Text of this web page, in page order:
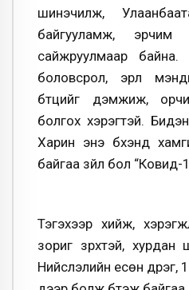
шинэчилж,
байгууламж, эрчим
сайжруулмаар байна.
боловсрол, эрүүл
бүтцийг дэмжиж,
болгох хэрэгтэй.
Харин энэ бүхэнд
байгаа зүйл бол “Ковид-
Тэгэхээр хийж,
зориг зүрхтэй, хурдан
Нийслэлийн есөн